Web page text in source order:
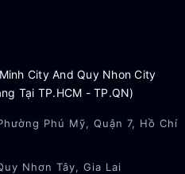
City And Quy Nhon City
Tại TP.HCM - TP.QN)
Phú Mỹ, Quận 7, Hồ Chí
Nhơn Tây, Gia Lai